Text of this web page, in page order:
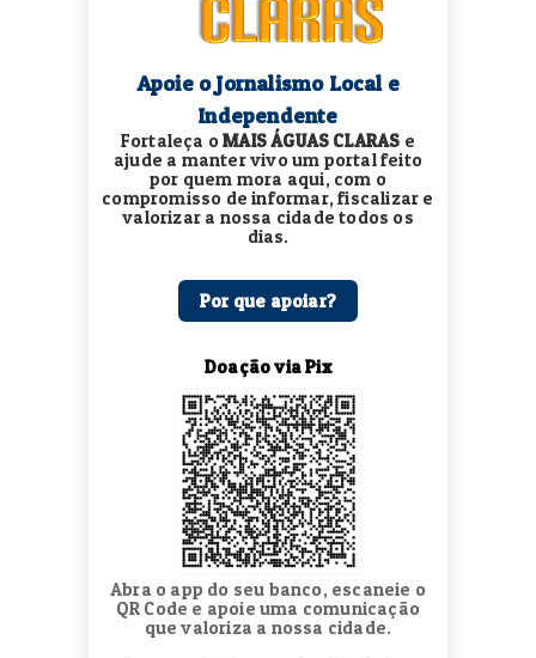
Apoie o Jornalismo Local e
Independente
Fortaleça oMAIS ÁGUAS CLARAS e
ajude a manter vivo um portal feito
por quem mora aqui, com o
compromisso de informar, fiscalizar e
valorizar a nossa cidade todos os
dias.
Por que apoiar?
Doação via Pix
Abra o app do seu banco, escaneie o
QR Code e apoie uma comunicação
que valoriza a nossa cidade.